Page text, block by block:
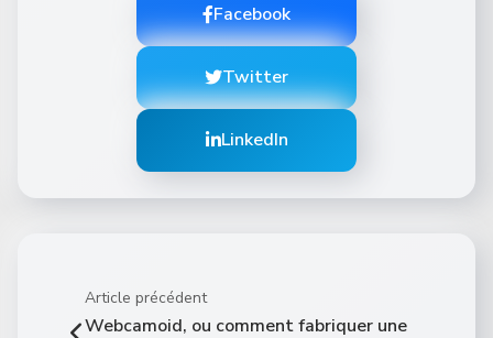
Facebook
Twitter
LinkedIn
Article précédent
Webcamoid, ou comment fabriquer une